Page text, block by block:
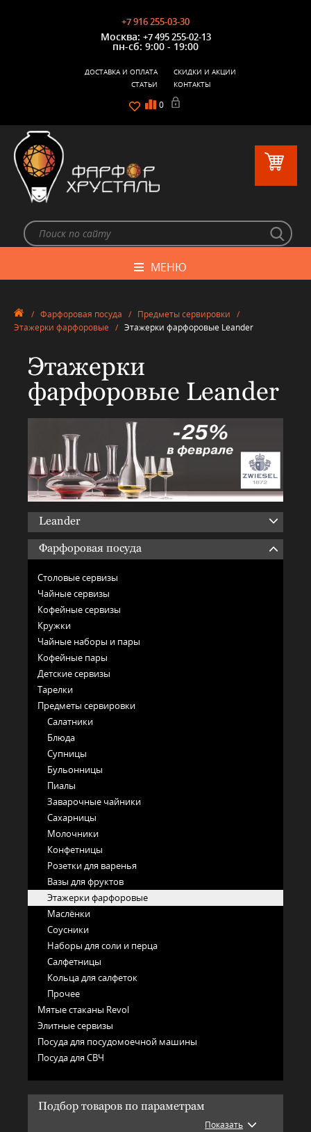
+7 916 255-03-30
Москва: +7 495 255-02-13
пн-сб: 9:00 - 19:00
0
ДОСТАВКА И ОПЛАТА
СКИДКИ И АКЦИИ
СТАТЬИ
КОНТАКТЫ
МЕНЮ
/ Фарфоровая посуда / Предметы сервировки /
Этажерки фарфоровые / Этажерки фарфоровые Leander
Этажерки
фарфоровые Leander
Leander
Фарфоровая посуда
Столовые сервизы
Чайные сервизы
Кофейные сервизы
Кружки
Чайные наборы и пары
Кофейные пары
Детские сервизы
Тарелки
Предметы сервировки
Салатники
Блюда
Супницы
Бульонницы
Пиалы
Заварочные чайники
Сахарницы
Молочники
Конфетницы
Розетки для варенья
Вазы для фруктов
Этажерки фарфоровые
Маслёнки
Соусники
Наборы для соли и перца
Салфетницы
Кольца для салфеток
Прочее
Мятые стаканы Revol
Элитные сервизы
Посуда для посудомоечной машины
Посуда для СВЧ
Подбор товаров по параметрам
Показать